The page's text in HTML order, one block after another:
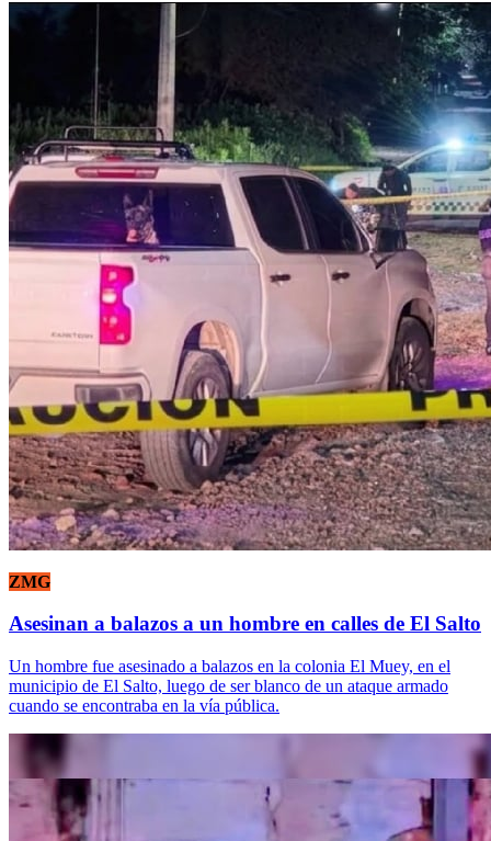
ZMG
Asesinan a balazos a un hombre en calles de El Salto
Un hombre fue asesinado a balazos en la colonia El Muey, en el
municipio de El Salto, luego de ser blanco de un ataque armado
cuando se encontraba en la vía pública.